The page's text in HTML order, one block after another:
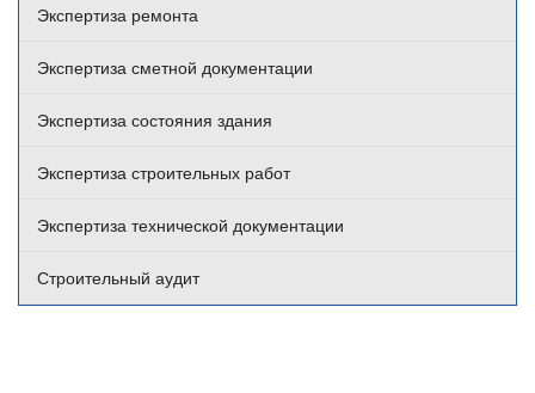
Экспертиза ремонта
Экспертиза сметной документации
Экспертиза состояния здания
Экспертиза строительных работ
Экспертиза технической документации
Строительный аудит